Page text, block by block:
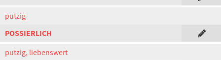
putzig
POSSIERLICH
putzig, liebenswert